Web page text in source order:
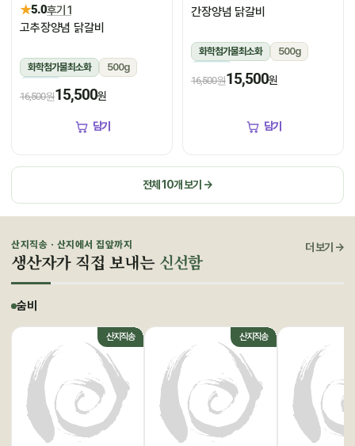
★5.0후기 1
고추장양념 닭갈비
화학첨가물최소화
500g
16,500원15,500원
담기
간장양념 닭갈비
화학첨가물최소화
500g
16,500원15,500원
담기
전체 10개 보기 →
산지직송 · 산지에서 집앞까지
생산자가 직접 보내는 신선함
더 보기 →
숨비
산지직송 산지직송